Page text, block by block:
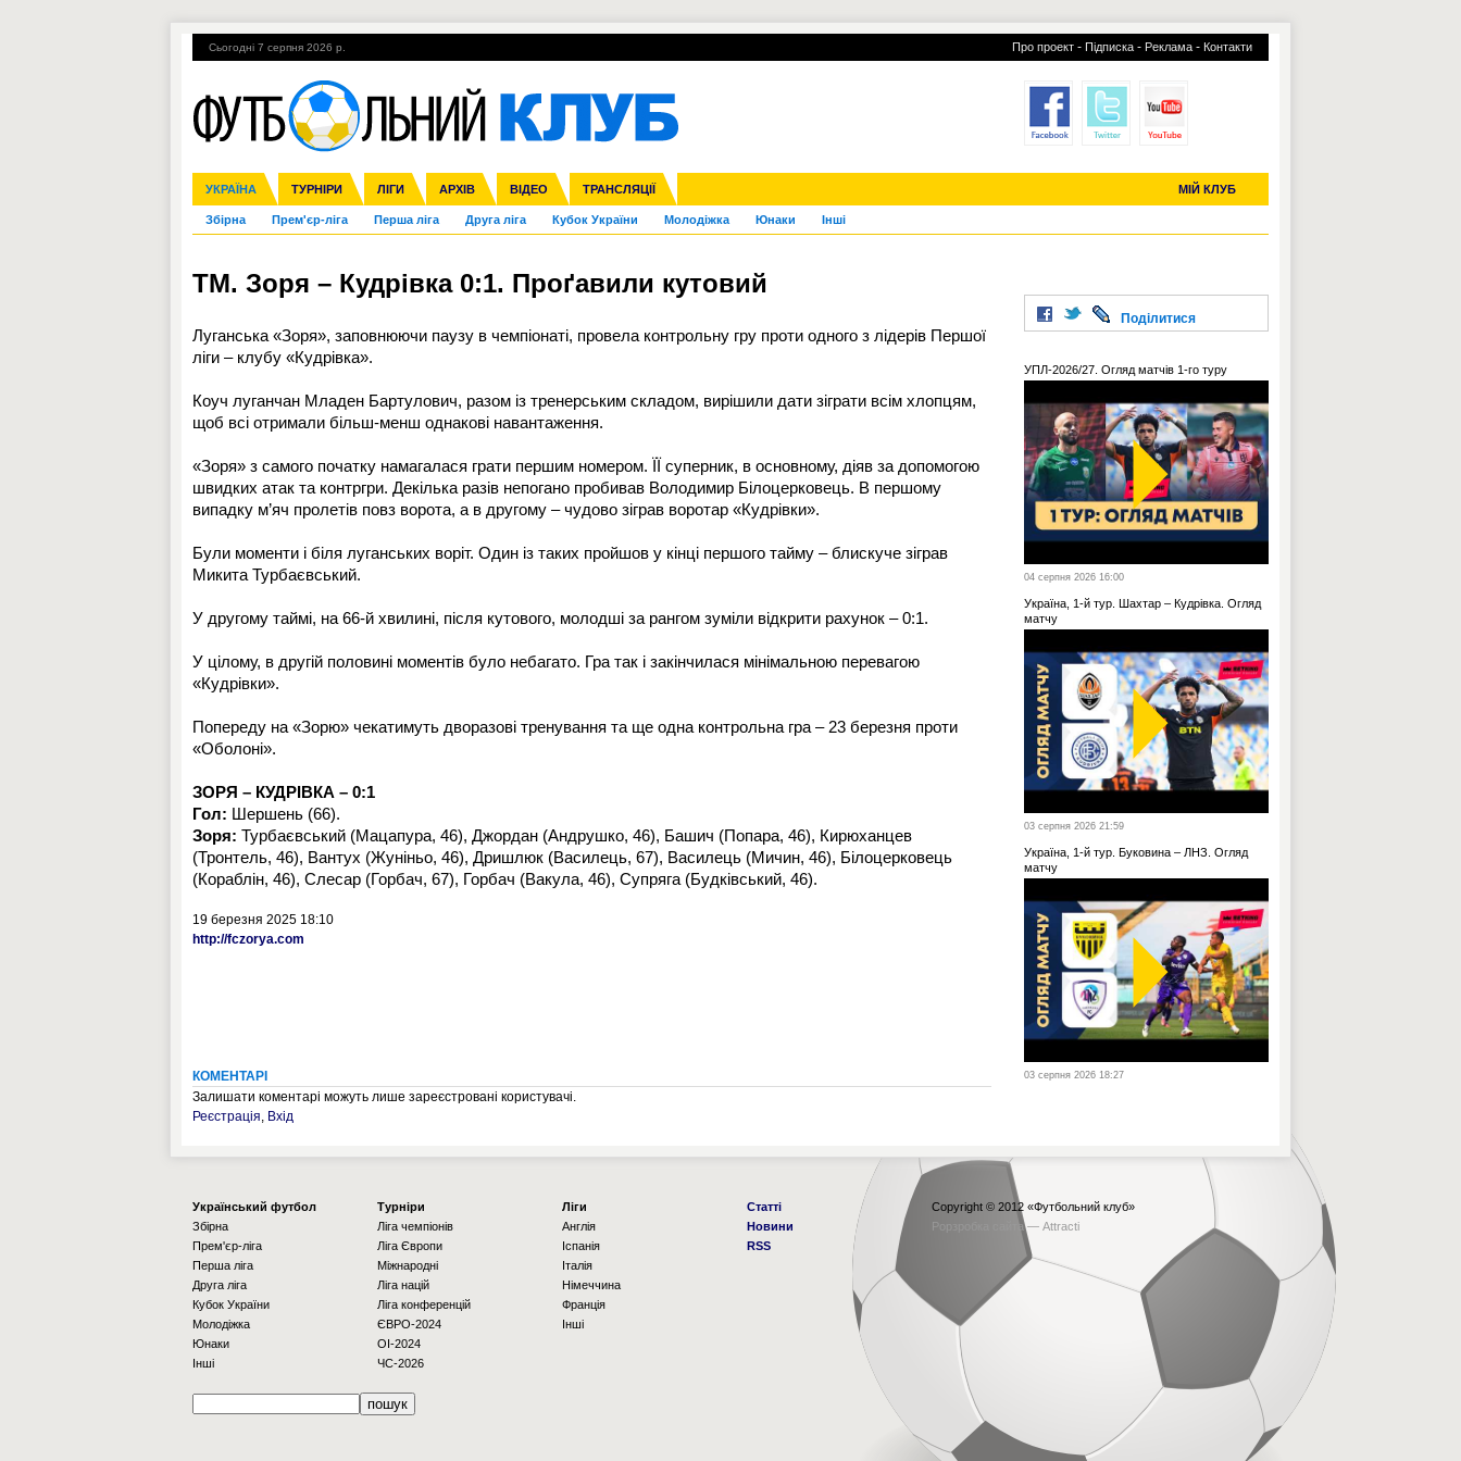
Сьогодні 7 серпня 2026 р. Про проект - Підписка - Реклама - Контакти
УКРАЇНА ТУРНІРИ ЛІГИ АРХІВ ВІДЕО ТРАНСЛЯЦІЇ МІЙ КЛУБ
Збірна Прем'єр-ліга Перша ліга Друга ліга Кубок України Молодіжка Юнаки Інші
Ліга чемпіонів Ліга Європи Міжнародні Ліга націй Ліга конференцій
Англія Іспанія Італія Німеччина Франція Інші
ЧС-2014 ЄВРО-2016 Росія Кубок конфедерацій ЧЄ-2015 (U-21)
Гарячі теми УПЛ, 1-й тур ВІЙНА УПЛ-ПЕРЕХОДИ УСІ ТРАНСФЕРИ
ТМ. Зоря – Кудрівка 0:1. Проґавили кутовий
Луганська «Зоря», заповнюючи паузу в чемпіонаті, провела контрольну гру проти одного з лідерів Першої
ліги – клубу «Кудрівка».
Коуч луганчан Младен Бартулович, разом із тренерським складом, вирішили дати зіграти всім хлопцям,
щоб всі отримали більш-менш однакові навантаження.
«Зоря» з самого початку намагалася грати першим номером. ЇЇ суперник, в основному, діяв за допомогою
швидких атак та контргри. Декілька разів непогано пробивав Володимир Білоцерковець. В першому
випадку м’яч пролетів повз ворота, а в другому – чудово зіграв воротар «Кудрівки».
Були моменти і біля луганських воріт. Один із таких пройшов у кінці першого тайму – блискуче зіграв
Микита Турбаєвський.
У другому таймі, на 66-й хвилині, після кутового, молодші за рангом зуміли відкрити рахунок – 0:1.
У цілому, в другій половині моментів було небагато. Гра так і закінчилася мінімальною перевагою
«Кудрівки».
Попереду на «Зорю» чекатимуть дворазові тренування та ще одна контрольна гра – 23 березня проти
«Оболоні».
ЗОРЯ – КУДРІВКА – 0:1
Гол: Шершень (66).
Зоря: Турбаєвський (Мацапура, 46), Джордан (Андрушко, 46), Башич (Попара, 46), Кирюханцев
(Тронтель, 46), Вантух (Жуніньо, 46), Дришлюк (Василець, 67), Василець (Мичин, 46), Білоцерковець
(Кораблін, 46), Слесар (Горбач, 67), Горбач (Вакула, 46), Супряга (Будківський, 46).
19 березня 2025 18:10
http://fczorya.com
КОМЕНТАРІ
Залишати коментарі можуть лише зареєстровані користувачі.
Реєстрація, Вхід
Поділитися
УПЛ-2026/27. Огляд матчів 1-го туру
04 серпня 2026 16:00
Україна, 1-й тур. Шахтар – Кудрівка. Огляд
матчу
03 серпня 2026 21:59
Україна, 1-й тур. Буковина – ЛНЗ. Огляд
матчу
03 серпня 2026 18:27
Українcький футбол
Збірна
Прем'єр-ліга
Перша ліга
Друга ліга
Кубок України
Молодіжка
Юнаки
Інші
Турніри
Ліга чемпіонів
Ліга Європи
Міжнародні
Ліга націй
Ліга конференцій
ЄВРО-2024
OI-2024
ЧС-2026
Ліги
Англія
Іспанія
Італія
Німеччина
Франція
Інші
Статті
Новини
RSS
Copyright © 2012 «Футбольний клуб»
Рорзробка сайта — Attracti